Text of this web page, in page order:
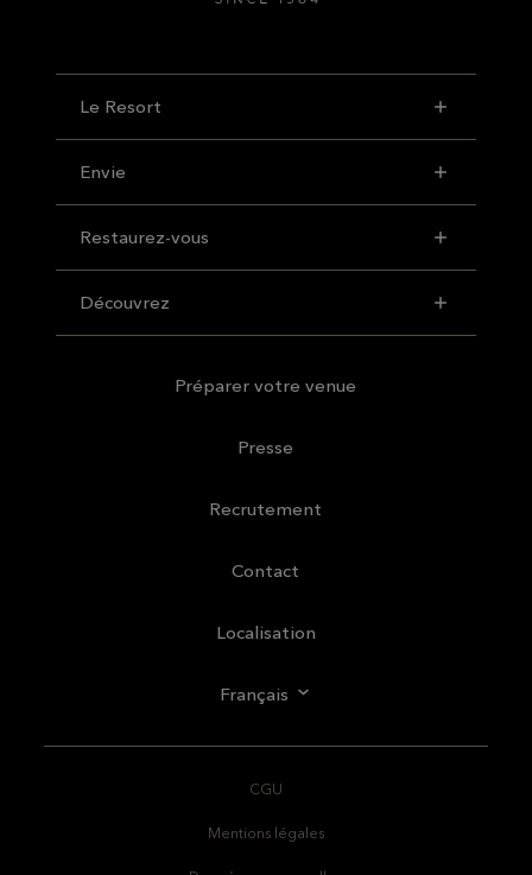
Le Resort
Envie
Restaurez-vous
Découvrez
Préparer votre venue
Presse
Recrutement
Contact
Localisation
Français
CGU
Mentions légales